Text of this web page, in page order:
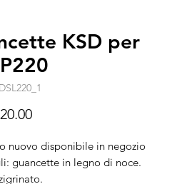
KSD per
Prezzo
nuovo disponibile in negozio
guancette in legno di noce.